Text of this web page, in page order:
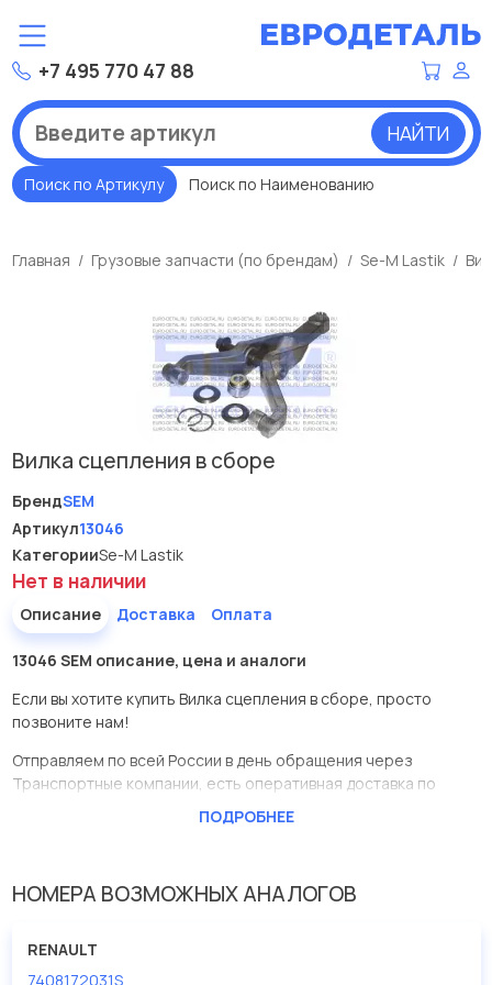
+7 495 770 47 88
НАЙТИ
Поиск по Артикулу Поиск по Наименованию
Главная Грузовые запчасти (по брендам) Se-M Lastik
Вилка сцепления в сборе
БрендSEM
Артикул13046
КатегорииSe-M Lastik
Нет в наличии
Описание Доставка Оплата
13046 SEM описание, цена и аналоги
Если вы хотите купить Вилка сцепления в сборе, просто
позвоните нам!
Отправляем по всей России в день обращения через
Транспортные компании, есть оперативная доставка по
У данной детали есть аналоги с номерами, убедитесь сами.
представлены в большом ассортименте.
ПОДРОБНЕЕ
НОМЕРА ВОЗМОЖНЫХ АНАЛОГОВ
RENAULT
7408172031S